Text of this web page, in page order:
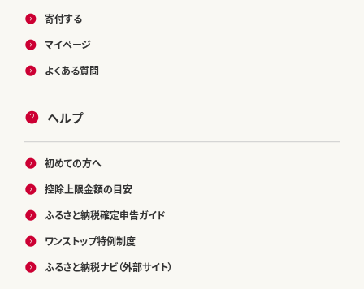
寄付する
マイページ
よくある質問
ヘルプ
初めての方へ
控除上限金額の目安
ふるさと納税確定申告ガイド
ワンストップ特例制度
ふるさと納税ナビ（外部サイト）